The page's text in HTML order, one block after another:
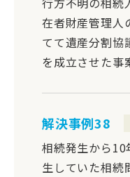
在者財産管理人
てて遺産分割協
を成立させた事
解決事例38
相続発生から10
生していた相続